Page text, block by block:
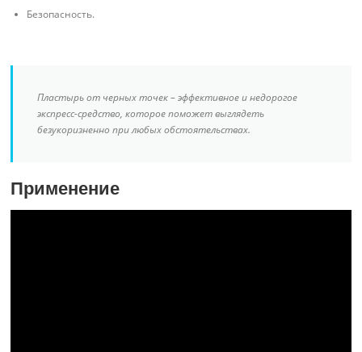
Безопасность.
Пластырь от черных точек – эффективное и недорогое
экспресс-средство, которое поможет выглядеть
безукоризненно при любых обстоятельствах.
Применение